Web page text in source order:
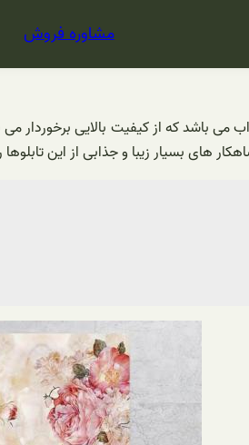
مشاوره فروش
می باشد که از کیفیت بالایی
های بسیار زیبا و جذابی از این